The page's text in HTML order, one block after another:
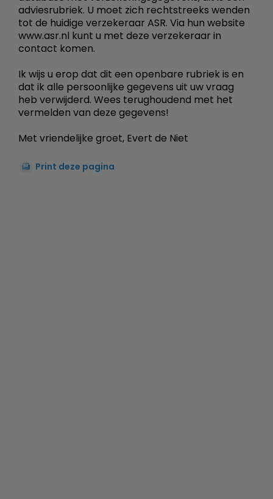
adviesrubriek. U moet zich rechtstreeks wenden
tot de huidige verzekeraar ASR. Via hun website
www.asr.nl kunt u met deze verzekeraar in
contact komen.
Ik wijs u erop dat dit een openbare rubriek is en
dat ik alle persoonlijke gegevens uit uw vraag
heb verwijderd. Wees terughoudend met het
vermelden van deze gegevens!
Met vriendelijke groet, Evert de Niet
Print deze pagina